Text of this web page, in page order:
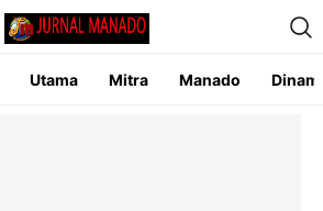
Utama Mitra Manado